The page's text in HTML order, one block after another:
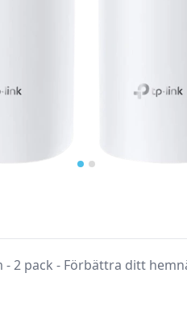
- 2 pack - Förbättra ditt